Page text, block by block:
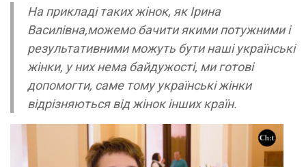
На прикладі таких жінок, як Ірина
Василівна,можемо бачити якими потужними і
результативними можуть бути наші українські
жінки, у них нема байдужості, ми готові
допомогти, саме тому українські жінки
відрізняються від жінок інших країн.